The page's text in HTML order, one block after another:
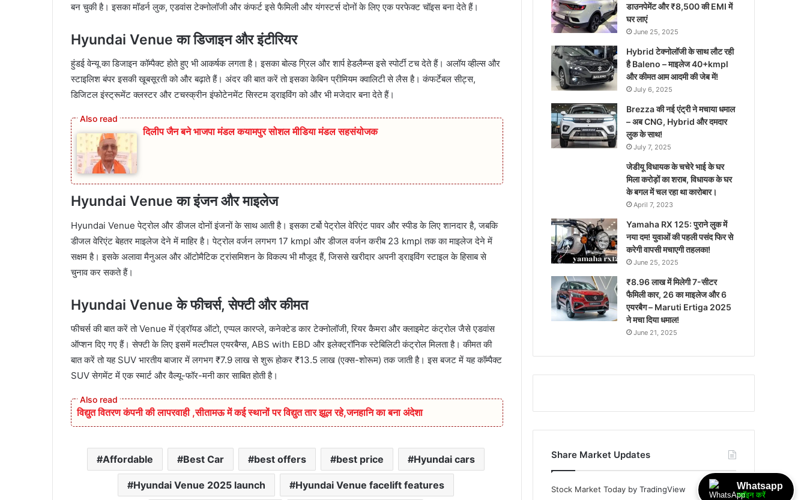
बन चुकी है। इसका मॉडर्न लुक, एडवांस टेक्नोलॉजी और कंफर्ट इसे फैमिली और यंगस्टर्स दोनों के लिए एक परफेक्ट चॉइस बना देते हैं।
Hyundai Venue का डिजाइन और इंटीरियर
हुंडई वेन्यू का डिजाइन कॉम्पैक्ट होते हुए भी आकर्षक लगता है। इसका बोल्ड ग्रिल और शार्प हेडलैम्प्स इसे स्पोर्टी टच देते हैं। अलॉय व्हील्स और
स्टाइलिश बंपर इसकी खूबसूरती को और बढ़ाते हैं। अंदर की बात करें तो इसका केबिन प्रीमियम क्वालिटी से लैस है। कंफर्टेबल सीट्स,
डिजिटल इंस्ट्रूमेंट क्लस्टर और टचस्क्रीन इंफोटेनमेंट सिस्टम ड्राइविंग को और भी मजेदार बना देते हैं।
दिलीप जैन बने भाजपा मंडल कयामपुर सोशल मीडिया मंडल सहसंयोजक
Hyundai Venue का इंजन और माइलेज
Hyundai Venue पेट्रोल और डीजल दोनों इंजनों के साथ आती है। इसका टर्बो पेट्रोल वेरिएंट पावर और स्पीड के लिए शानदार है, जबकि
डीजल वेरिएंट बेहतर माइलेज देने में माहिर है। पेट्रोल वर्जन लगभग 17 kmpl और डीजल वर्जन करीब 23 kmpl तक का माइलेज देने में
सक्षम है। इसके अलावा मैनुअल और ऑटोमैटिक ट्रांसमिशन के विकल्प भी मौजूद हैं, जिससे खरीदार अपनी ड्राइविंग स्टाइल के हिसाब से
चुनाव कर सकते हैं।
Hyundai Venue के फीचर्स, सेफ्टी और कीमत
फीचर्स की बात करें तो Venue में एंड्रॉयड ऑटो, एप्पल कारप्ले, कनेक्टेड कार टेक्नोलॉजी, रियर कैमरा और क्लाइमेट कंट्रोल जैसे एडवांस
ऑप्शन दिए गए हैं। सेफ्टी के लिए इसमें मल्टीपल एयरबैग्स, ABS with EBD और इलेक्ट्रॉनिक स्टेबिलिटी कंट्रोल मिलता है। कीमत की
बात करें तो यह SUV भारतीय बाजार में लगभग ₹7.9 लाख से शुरू होकर ₹13.5 लाख (एक्स-शोरूम) तक जाती है। इस बजट में यह कॉम्पैक्ट
SUV सेगमेंट में एक स्मार्ट और वैल्यू-फॉर-मनी कार साबित होती है।
विद्युत वितरण कंपनी की लापरवाही ,सीतामऊ में कई स्थानों पर विद्युत तार झूल रहे,जनहानि का बना अंदेशा
Affordable Best Car best offers best price Hyundai cars
Hyundai Venue 2025 launch Hyundai Venue facelift features
डाउनपेमेंट और ₹8,500 की EMI में
घर लाएं
June 25, 2025
Hybrid टेक्नोलॉजी के साथ लौट रही
है Baleno – माइलेज 40+kmpl
और कीमत आम आदमी की जेब में!
July 6, 2025
Brezza की नई एंट्री ने मचाया धमाल
– अब CNG, Hybrid और दमदार
लुक के साथ!
July 7, 2025
जेडीयू विधायक के चचेरे भाई के घर
मिला करोड़ों का शराब, विधायक के घर
के बगल में चल रहा था कारोबार।
April 7, 2023
Yamaha RX 125: पुराने लुक में
नया दम! युवाओं की पहली पसंद फिर से
करेगी वापसी मचाएगी तहलका!
June 25, 2025
₹8.96 लाख में मिलेगी 7-सीटर
फैमिली कार, 26 का माइलेज और 6
एयरबैग – Maruti Ertiga 2025
ने मचा दिया धमाल!
June 21, 2025
Share Market Updates
Stock Market Today by TradingView Whatsapp
ज्वॉइन करें